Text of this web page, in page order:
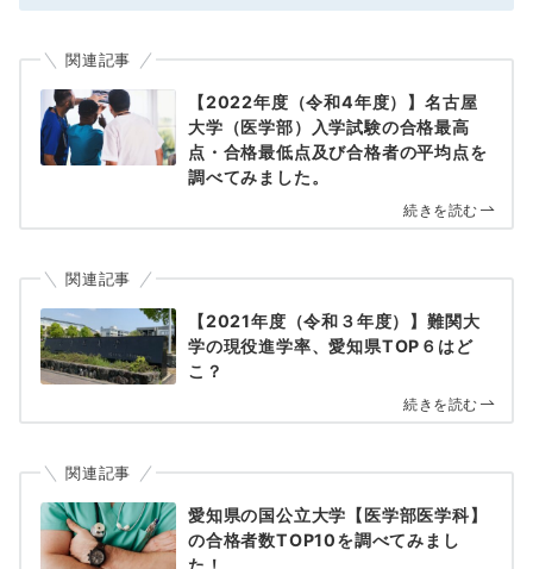
関連記事
【2022年度（令和4年度）】名古屋
大学（医学部）入学試験の合格最高
点・合格最低点及び合格者の平均点を
調べてみました。
続きを読む
関連記事
【2021年度（令和３年度）】難関大
学の現役進学率、愛知県TOP６はど
こ？
続きを読む
関連記事
愛知県の国公立大学【医学部医学科】
の合格者数TOP10を調べてみまし